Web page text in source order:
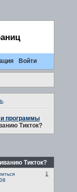
Войти
.
программы
Тикток?
Тикток?
1